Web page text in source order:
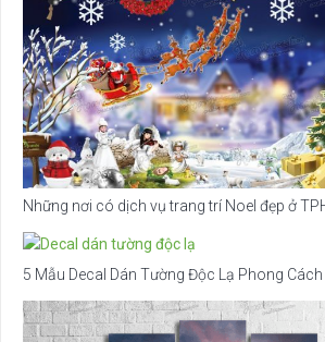
Những nơi có dịch vụ trang trí Noel đẹp ở
5 Mẫu Decal Dán Tường Độc Lạ Phong Cách